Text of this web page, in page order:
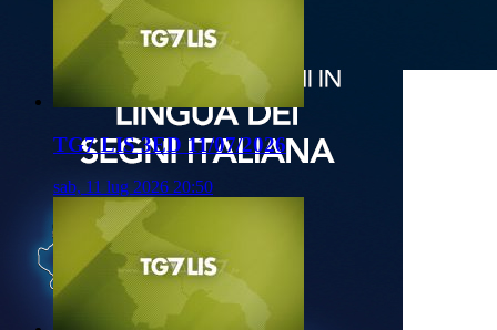
TG7 LIS 3ED 11/07/2026
sab, 11 lug 2026 20:50